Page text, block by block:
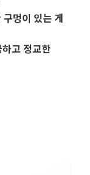
멍이 있는 게
하고 정교한